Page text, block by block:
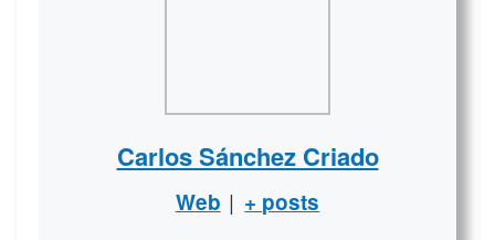
Carlos Sánchez Criado
Web | + posts